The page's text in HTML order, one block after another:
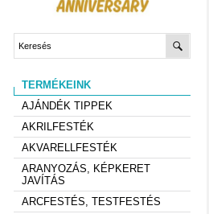
TERMÉKEINK
AJÁNDÉK TIPPEK
AKRILFESTÉK
AKVARELLFESTÉK
ARANYOZÁS, KÉPKERET
JAVÍTÁS
ARCFESTÉS, TESTFESTÉS